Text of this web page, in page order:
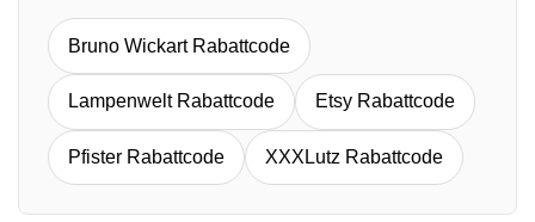
Bruno Wickart Rabattcode
Lampenwelt Rabattcode Etsy Rabattcode
Pfister Rabattcode XXXLutz Rabattcode